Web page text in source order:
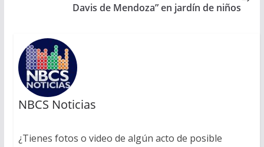
Davis de Mendoza” en jardín de niños
NBCS Noticias
¿Tienes fotos o video de algún acto de posible